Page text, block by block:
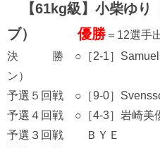
【61kg級】小柴ゆり
ブ） 優勝＝12選手
決 勝 ○［2-1］
ン）
予選５回戦 ○［9-0］
予選４回戦 ○［4-3］岩崎美
予選３回戦 ＢＹＥ